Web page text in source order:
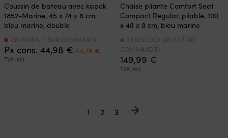
Coussin de bateau avec kapok
1852-Marine, 45 x 74 x 8 cm,
bleu marine, double
Px cons. 44,98 € Le
prix
44,75 €
actuel
TVA incl.
DISPONIBLE SUR COMMANDE
Chaise pliante Comfort Seat
Compact Regular, pliable, 100
x 48 x 8 cm, bleu marine
149,99 €
TVA incl.
2 EN STOCK (PEUT ÊTRE
COMMANDÉ)
1 2 3